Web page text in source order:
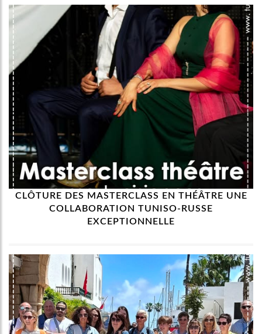
CLÔTURE DES MASTERCLASS EN THÉÂTRE UNE
COLLABORATION TUNISO-RUSSE
EXCEPTIONNELLE